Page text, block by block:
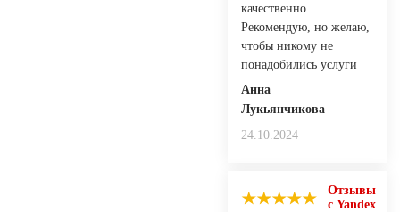
качественно.
Рекомендую, но желаю,
чтобы никому не
понадобились услуги
Анна
Лукьянчикова
24.10.2024
Отзывы
с Yandex